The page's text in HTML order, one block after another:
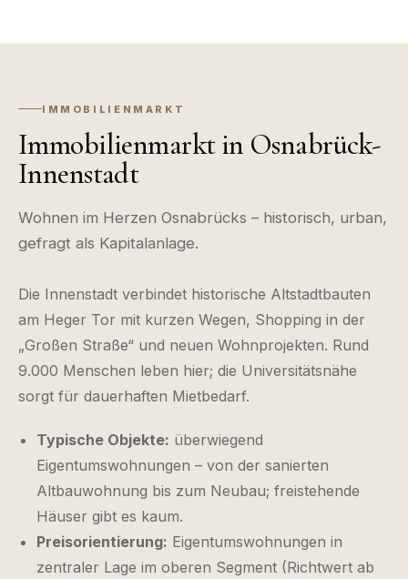
IMMOBILIENMARKT
Immobilienmarkt in Osnabrück-
Innenstadt
Wohnen im Herzen Osnabrücks – historisch, urban,
gefragt als Kapitalanlage.
Die Innenstadt verbindet historische Altstadtbauten
am Heger Tor mit kurzen Wegen, Shopping in der
„Großen Straße“ und neuen Wohnprojekten. Rund
9.000 Menschen leben hier; die Universitätsnähe
sorgt für dauerhaften Mietbedarf.
Typische Objekte: überwiegend
Eigentumswohnungen – von der sanierten
Altbauwohnung bis zum Neubau; freistehende
Häuser gibt es kaum.
Preisorientierung: Eigentumswohnungen in
zentraler Lage im oberen Segment (Richtwert ab